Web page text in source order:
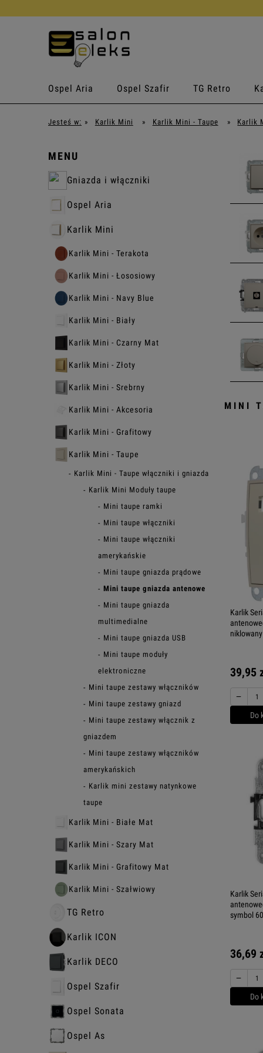
Ospel Aria Ospel Szafir TG Retro
Jesteś w: » Karlik Mini » Karlik Mini - Taupe » Karlik
MENU
Gniazda i włączniki
Ospel Aria
Karlik Mini
Karlik Mini - Terakota
Karlik Mini - Łososiowy
Karlik Mini - Navy Blue
Karlik Mini - Biały
Karlik Mini - Czarny Mat
Karlik Mini - Złoty
Karlik Mini - Srebrny
Karlik Mini - Akcesoria
Karlik Mini - Grafitowy
Karlik Mini - Taupe
Karlik Mini - Taupe włączniki i gniazda
Karlik Mini Moduły taupe
Mini taupe ramki
Mini taupe włączniki
Mini taupe włączniki
amerykańskie
Mini taupe gniazda prądowe
Mini taupe gniazda antenowe
Mini taupe gniazda
multimedialne
Mini taupe gniazda USB
Mini taupe moduły
elektroniczne
Mini taupe zestawy włączników
Mini taupe zestawy gniazd
Mini taupe zestawy włącznik z
gniazdem
Mini taupe zestawy włączników
amerykańskich
Karlik mini zestawy natynkowe
taupe
Karlik Mini - Białe Mat
Karlik Mini - Szary Mat
Karlik Mini - Grafitowy Mat
Karlik Mini - Szałwiowy
TG Retro
Karlik ICON
Karlik DECO
Ospel Szafir
Ospel Sonata
Ospel As
MINI
Karlik
39,95
−
Do
Karlik
symbol
36,69
−
Do